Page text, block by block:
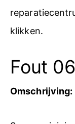
klikken.
Fout 06
Omschrijving: